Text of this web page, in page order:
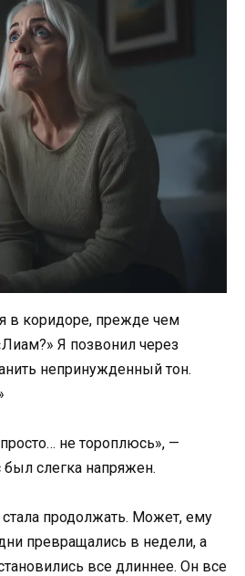
в коридоре, прежде чем
Я позвонил через
непринужденный тон.
не тороплюсь», —
был слегка напряжен.
продолжать. Может, ему
превращались в недели, а
все длиннее. Он все